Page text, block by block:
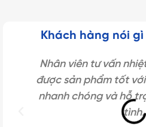
Khách hàng nói gì
Nhân viên tư vấn
được sản phẩm tốt
nhanh chóng và hỗ
tình.